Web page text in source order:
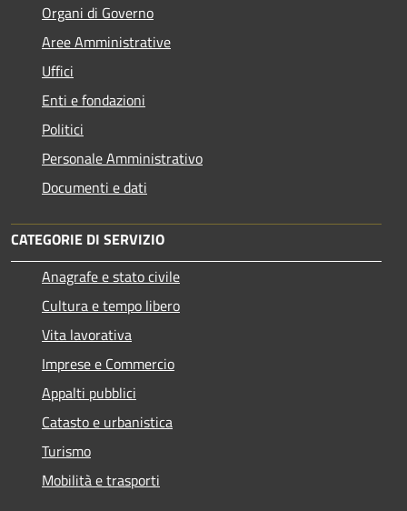
Organi di Governo
Aree Amministrative
Uffici
Enti e fondazioni
Politici
Personale Amministrativo
Documenti e dati
CATEGORIE DI SERVIZIO
Anagrafe e stato civile
Cultura e tempo libero
Vita lavorativa
Imprese e Commercio
Appalti pubblici
Catasto e urbanistica
Turismo
Mobilità e trasporti